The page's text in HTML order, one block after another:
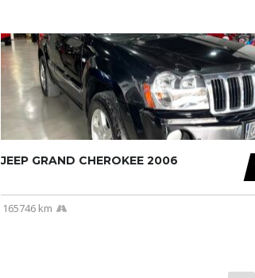
JEEP GRAND CHEROKEE 2006
165746 km